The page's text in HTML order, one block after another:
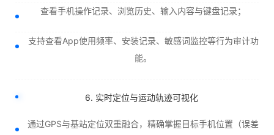
查看手机操作记录、浏览历史、输入内容与键盘记录；
支持查看App使用频率、安装记录、敏感词监控等行为审计功
能。
6. 实时定位与运动轨迹可视化
通过GPS与基站定位双重融合，精确掌握目标手机位置（误差